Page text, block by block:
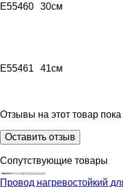
E55460 30см
E55461 41см
Отзывы на этот товар пока
Оставить отзыв
Сопутствующие товары
Провод нагревостойкий